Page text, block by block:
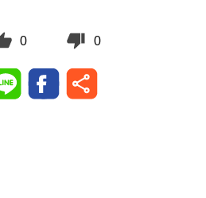
0 0